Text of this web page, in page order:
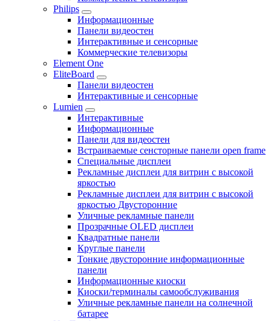
Philips
Информационные
Панели видеостен
Интерактивные и сенсорные
Коммерческие телевизоры
Element One
EliteBoard
Панели видеостен
Интерактивные и сенсорные
Lumien
Интерактивные
Информационные
Панели для видеостен
Встраиваемые сенсторные панели open frame
Специальные дисплеи
Рекламные дисплеи для витрин с высокой
яркостью
Рекламные дисплеи для витрин с высокой
яркостью Двусторонние
Уличные рекламные панели
Прозрачные OLED дисплеи
Квадратные панели
Круглые панели
Тонкие двусторонние информационные
панели
Информационные киоски
Киоски/терминалы самообслуживания
Уличные рекламные панели на солнечной
батарее